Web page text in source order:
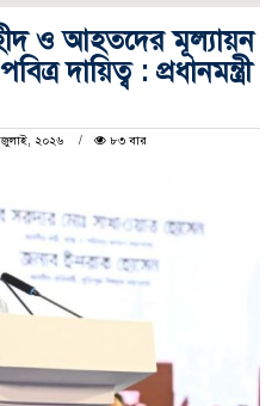
ও আহতদের মূল্যায়ন
দায়িত্ব : প্রধানমন্ত্রী
২০২৬
৮৩ বার